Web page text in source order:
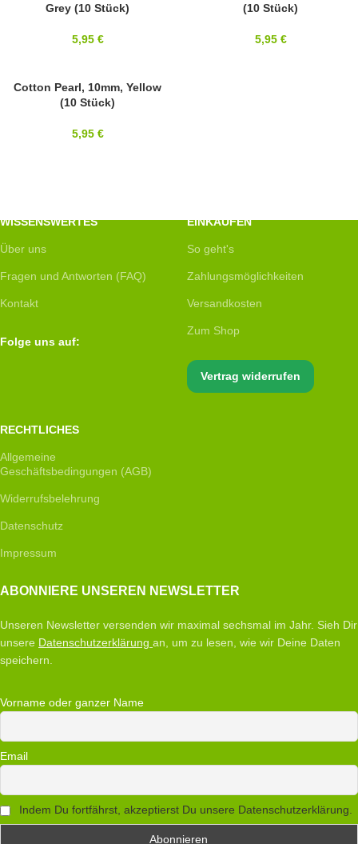
Grey (10 Stück)
5,95 €
(10 Stück)
5,95 €
MIYUKI
Cotton Pearl, 10mm, Yellow
(10 Stück)
5,95 €
WISSENSWERTES
Über uns
Fragen und Antworten (FAQ)
Kontakt
Folge uns auf:
EINKAUFEN
So geht's
Zahlungsmöglichkeiten
Versandkosten
Zum Shop
Vertrag widerrufen
RECHTLICHES
Allgemeine
Geschäftsbedingungen (AGB)
Widerrufsbelehrung
Datenschutz
Impressum
ABONNIERE UNSEREN NEWSLETTER
Unseren Newsletter versenden wir maximal sechsmal im Jahr. Sieh Dir
unsere Datenschutzerklärung an, um zu lesen, wie wir Deine Daten
speichern.
Vorname oder ganzer Name
Email
Indem Du fortfährst, akzeptierst Du unsere Datenschutzerklärung.